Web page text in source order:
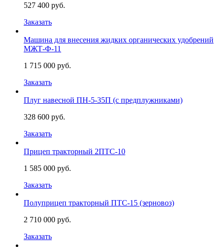
527 400 руб.
Заказать
Машина для внесения жидких органических удобрений
МЖТ-Ф-11
1 715 000 руб.
Заказать
Плуг навесной ПН-5-35П (с предплужниками)
328 600 руб.
Заказать
Прицеп тракторный 2ПТС-10
1 585 000 руб.
Заказать
Полуприцеп тракторный ПТС-15 (зерновоз)
2 710 000 руб.
Заказать